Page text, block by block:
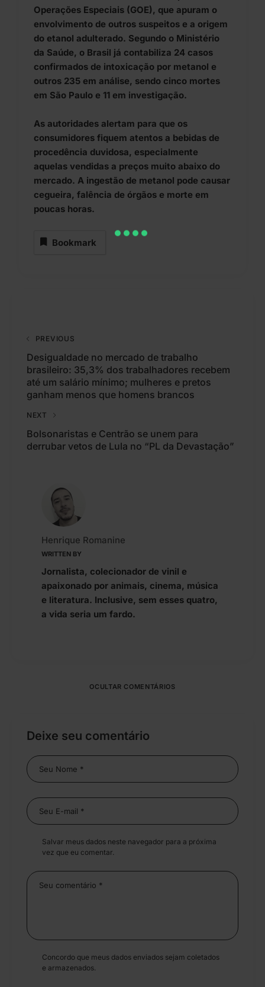
Operações Especiais (GOE), que apuram o
envolvimento de outros suspeitos e a origem
do etanol adulterado. Segundo o Ministério
da Saúde, o Brasil já contabiliza 24 casos
confirmados de intoxicação por metanol e
outros 235 em análise, sendo cinco mortes
em São Paulo e 11 em investigação.
As autoridades alertam para que os
consumidores fiquem atentos a bebidas de
procedência duvidosa, especialmente
aquelas vendidas a preços muito abaixo do
mercado. A ingestão de metanol pode causar
cegueira, falência de órgãos e morte em
poucas horas.
Bookmark
PREVIOUS
Desigualdade no mercado de trabalho
brasileiro: 35,3% dos trabalhadores recebem
até um salário mínimo; mulheres e pretos
ganham menos que homens brancos
NEXT
Bolsonaristas e Centrão se unem para
derrubar vetos de Lula no “PL da Devastação”
WRITTEN BY
Henrique Romanine
Jornalista, colecionador de vinil e
apaixonado por animais, cinema, música
e literatura. Inclusive, sem esses quatro,
a vida seria um fardo.
OCULTAR COMENTÁRIOS
Deixe seu comentário
Salvar meus dados neste navegador para a próxima
vez que eu comentar.
Concordo que meus dados enviados sejam coletados
e armazenados.